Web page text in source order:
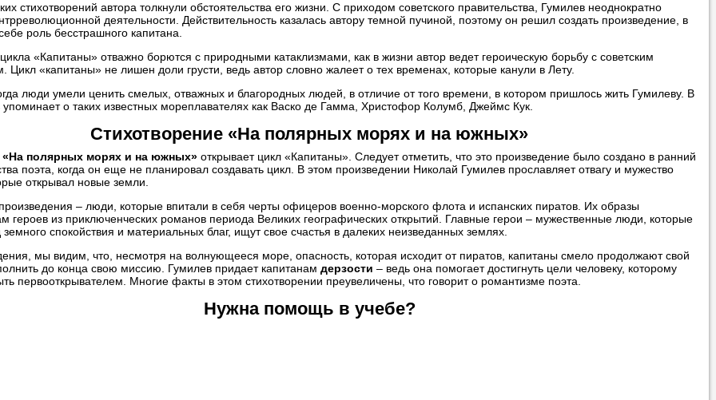
стихотворений автора толкнули обстоятельства его жизни. С приходом советского правительства, Гумилев неоднократно
деятельности. Действительность казалась автору темной пучиной, поэтому он решил создать произведение, в
роль бесстрашного капитана.
«Капитаны» отважно борются с природными катаклизмами, как в жизни автор ведет героическую борьбу с советским
Цикл «капитаны» не лишен доли грусти, ведь автор словно жалеет о тех временах, которые канули в Лету.
люди умели ценить смелых, отважных и благородных людей, в отличие от того времени, в котором пришлось жить Гумилеву. В
упоминает о таких известных мореплавателях как Васко де Гамма, Христофор Колумб, Джеймс Кук.
Стихотворение «На полярных морях и на южных»
«На полярных морях и на южных» открывает цикл «Капитаны». Следует отметить, что это произведение было создано в ранний
поэта, когда он еще не планировал создавать цикл. В этом произведении Николай Гумилев прославляет отвагу и мужество
открывал новые земли.
– люди, которые впитали в себя черты офицеров военно-морского флота и испанских пиратов. Их образы
героев из приключенческих романов периода Великих географических открытий. Главные герои – мужественные люди, которые
земного спокойствия и материальных благ, ищут свое счастья в далеких неизведанных землях.
мы видим, что, несмотря на волнующееся море, опасность, которая исходит от пиратов, капитаны смело продолжают свой
до конца свою миссию. Гумилев придает капитанам дерзости – ведь она помогает достигнуть цели человеку, которому
первооткрывателем. Многие факты в этом стихотворении преувеличены, что говорит о романтизме поэта.
Нужна помощь в учебе?